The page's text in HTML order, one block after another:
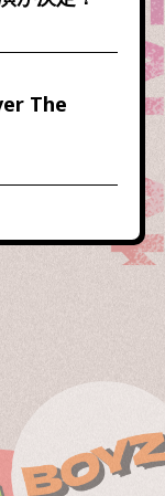
The